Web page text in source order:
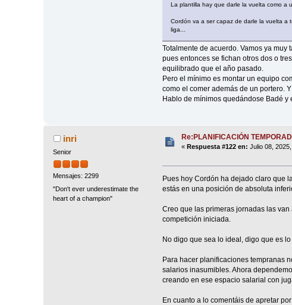
La plantilla hay que darle la vuelta como a
Cordón va a ser capaz de darle la vuelta a
liga...
Totalmente de acuerdo. Vamos ya
pues entonces se fichan otros dos o
equilibrado que el año pasado.
Pero el mínimo es montar un equipo
como el comer además de un portero.
Hablo de mínimos quedándose Badé
inri
Senior
Mensajes: 2299
"Don't ever underestimate the
heart of a champion"
Re:PLANIFICACIÓN
« Respuesta #122 en: Julio 08,
Pues hoy Cordón ha dejado claro que
estás en una posición de absoluta
Creo que las primeras jornadas las
competición iniciada.
No digo que sea lo ideal, digo que es lo
Para hacer planificaciones tempranas
salarios inasumibles. Ahora
creando en ese espacio salarial con
En cuanto a lo comentáis de apretar